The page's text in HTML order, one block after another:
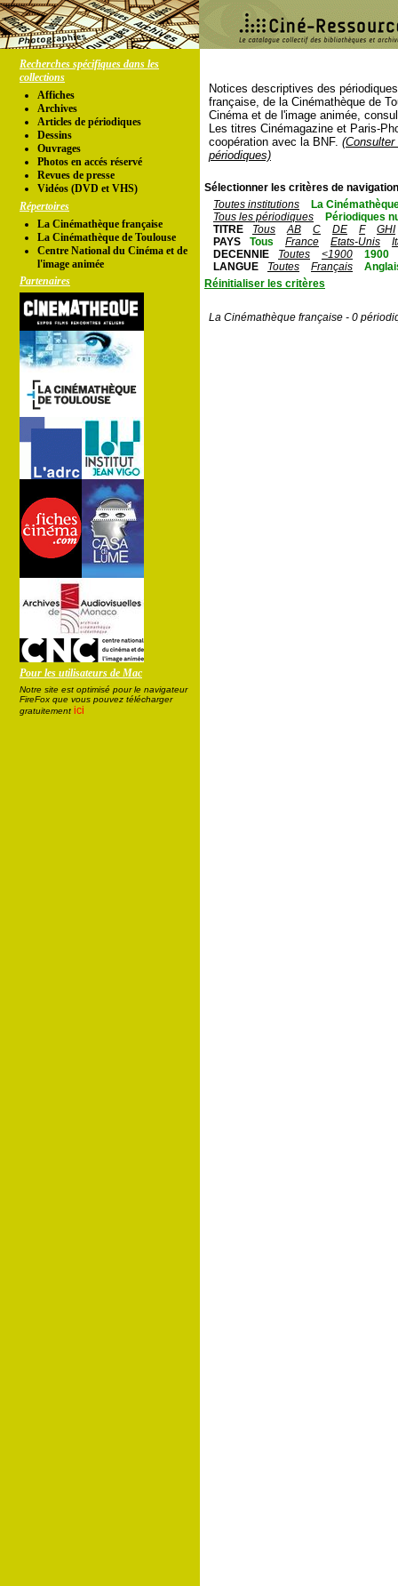
Recherches spécifiques dans les
collections
Affiches
Archives
Articles de périodiques
Dessins
Ouvrages
Photos en accés réservé
Revues de presse
Vidéos (DVD et VHS)
Répertoires
La Cinémathèque française
La Cinémathèque de Toulouse
Centre National du Cinéma et de
l'image animée
Partenaires
Pour les utilisateurs de Mac
Notre site est optimisé pour le navigateur
FireFox que vous pouvez télécharger
gratuitement ici
Notices descriptives des
française, de la Cinémathèque de
Cinéma et de l'image animée,
Les titres Cinémagazine et Paris-
coopération avec la BNF.
périodiques)
Sélectionner les critères de
Toutes institutions
La
Tous les périodiques
Périodiques
TITRE
Tous AB C DE F
GHI
PAYS
Tous France Etats-Unis
DECENNIE
Toutes <1900
1900
LANGUE
Toutes Français
Réinitialiser les critères
La Cinémathèque française - 0